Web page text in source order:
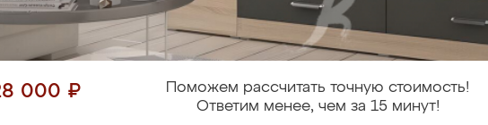
000 ₽
Поможем рассчитать точную стоимость!
Ответим менее, чем за 15 минут!